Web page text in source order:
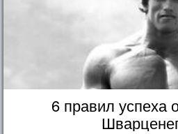
6 правил успеха